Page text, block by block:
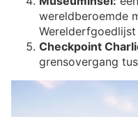
wereldberoemde
Werelderfgoedlijst
Checkpoint
grensovergang